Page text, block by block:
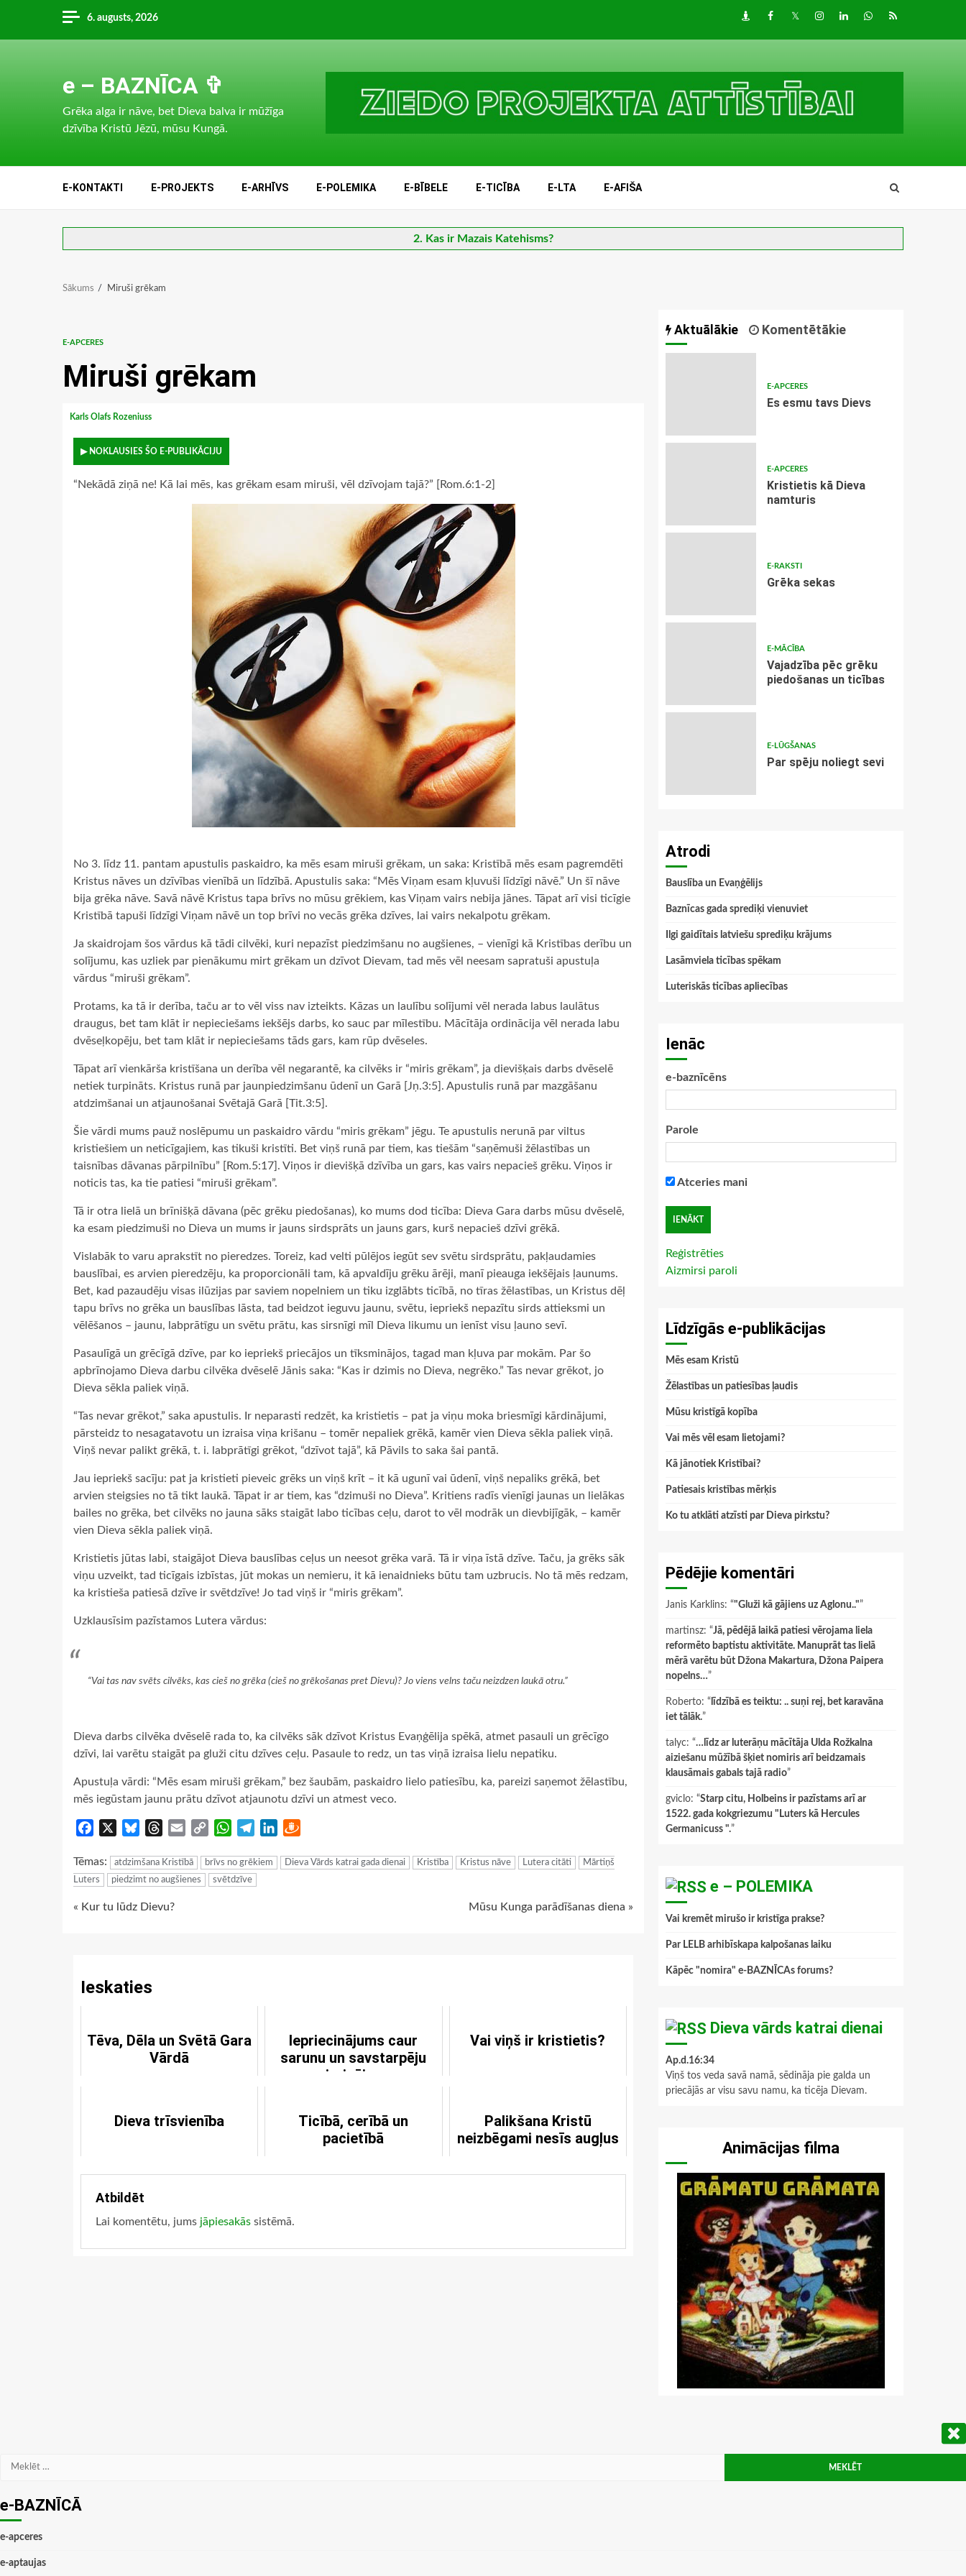
content
6. augusts, 2026 DraugiemFacebook
TwitterInstagram
LinkedInwhatsapp
RSS
e – BAZNĪCA ✞
Grēka alga ir nāve, bet Dieva balva ir mūžīga
dzīvība Kristū Jēzū, mūsu Kungā.
E-KONTAKTI E-PROJEKTS E-ARHĪVS E-POLEMIKA E-BĪBELE E-TICĪBA E-LTA E-AFIŠA
2. Kas ir Mazais Katehisms?
Sākums Miruši grēkam
E-APCERES
Miruši grēkam
Karls Olafs Rozeniuss
▶ NOKLAUSIES ŠO E-PUBLIKĀCIJU
“Nekādā ziņā ne! Kā lai mēs, kas grēkam esam miruši, vēl dzīvojam tajā?” [Rom.6:1-2]
No 3. līdz 11. pantam apustulis paskaidro, ka mēs esam miruši grēkam, un saka: Kristībā mēs esam pagremdēti
Kristus nāves un dzīvības vienībā un līdzībā. Apustulis saka: “Mēs Viņam esam kļuvuši līdzīgi nāvē.” Un šī nāve
bija grēka nāve. Savā nāvē Kristus tapa brīvs no mūsu grēkiem, kas Viņam vairs nebija jānes. Tāpat arī visi ticīgie
Kristībā tapuši līdzīgi Viņam nāvē un top brīvi no vecās grēka dzīves, lai vairs nekalpotu grēkam.
Ja skaidrojam šos vārdus kā tādi cilvēki, kuri nepazīst piedzimšanu no augšienes, – vienīgi kā Kristības derību un
solījumu, kas uzliek par pienākumu mirt grēkam un dzīvot Dievam, tad mēs vēl neesam sapratuši apustuļa
vārdus “miruši grēkam”.
Protams, ka tā ir derība, taču ar to vēl viss nav izteikts. Kāzas un laulību solījumi vēl nerada labus laulātus
draugus, bet tam klāt ir nepieciešams iekšējs darbs, ko sauc par mīlestību. Mācītāja ordinācija vēl nerada labu
dvēseļkopēju, bet tam klāt ir nepieciešams tāds gars, kam rūp dvēseles.
Tāpat arī vienkārša kristīšana un derība vēl negarantē, ka cilvēks ir “miris grēkam”, ja dievišķais darbs dvēselē
netiek turpināts. Kristus runā par jaunpiedzimšanu ūdenī un Garā [Jņ.3:5]. Apustulis runā par mazgāšanu
atdzimšanai un atjaunošanai Svētajā Garā [Tit.3:5].
Šie vārdi mums pauž noslēpumu un paskaidro vārdu “miris grēkam” jēgu. Te apustulis nerunā par viltus
kristiešiem un neticīgajiem, kas tikuši kristīti. Bet viņš runā par tiem, kas tiešām “saņēmuši žēlastības un
taisnības dāvanas pārpilnību” [Rom.5:17]. Viņos ir dievišķā dzīvība un gars, kas vairs nepacieš grēku. Viņos ir
noticis tas, ka tie patiesi “miruši grēkam”.
Tā ir otra lielā un brīnišķā dāvana (pēc grēku piedošanas), ko mums dod ticība: Dieva Gara darbs mūsu dvēselē,
ka esam piedzimuši no Dieva un mums ir jauns sirdsprāts un jauns gars, kurš nepacieš dzīvi grēkā.
Vislabāk to varu aprakstīt no pieredzes. Toreiz, kad velti pūlējos iegūt sev svētu sirdsprātu, pakļaudamies
bauslībai, es arvien pieredzēju, ka proporcionāli tam, kā apvaldīju grēku ārēji, manī pieauga iekšējais ļaunums.
Bet, kad pazaudēju visas ilūzijas par saviem nopelniem un tiku izglābts ticībā, no tīras žēlastības, un Kristus dēļ
tapu brīvs no grēka un bauslības lāsta, tad beidzot ieguvu jaunu, svētu, iepriekš nepazītu sirds attieksmi un
vēlēšanos – jaunu, labprātīgu un svētu prātu, kas sirsnīgi mīl Dieva likumu un ienīst visu ļauno sevī.
Pasaulīgā un grēcīgā dzīve, par ko iepriekš priecājos un tīksminājos, tagad man kļuva par mokām. Par šo
apbrīnojamo Dieva darbu cilvēka dvēselē Jānis saka: “Kas ir dzimis no Dieva, negrēko.” Tas nevar grēkot, jo
Dieva sēkla paliek viņā.
“Tas nevar grēkot,” saka apustulis. Ir neparasti redzēt, ka kristietis – pat ja viņu moka briesmīgi kārdinājumi,
pārsteidz to nesagatavotu un izraisa viņa krišanu – tomēr nepaliek grēkā, kamēr vien Dieva sēkla paliek viņā.
Viņš nevar palikt grēkā, t. i. labprātīgi grēkot, “dzīvot tajā”, kā Pāvils to saka šai pantā.
Jau iepriekš sacīju: pat ja kristieti pieveic grēks un viņš krīt – it kā ugunī vai ūdenī, viņš nepaliks grēkā, bet
arvien steigsies no tā tikt laukā. Tāpat ir ar tiem, kas “dzimuši no Dieva”. Kritiens radīs vienīgi jaunas un lielākas
bailes no grēka, bet cilvēks no jauna sāks staigāt labo ticības ceļu, darot to vēl modrāk un dievbijīgāk, – kamēr
vien Dieva sēkla paliek viņā.
Kristietis jūtas labi, staigājot Dieva bauslības ceļus un neesot grēka varā. Tā ir viņa īstā dzīve. Taču, ja grēks sāk
viņu uzveikt, tad ticīgais izbīstas, jūt mokas un nemieru, it kā ienaidnieks būtu tam uzbrucis. No tā mēs redzam,
ka kristieša patiesā dzīve ir svētdzīve! Jo tad viņš ir “miris grēkam”.
Uzklausīsim pazīstamos Lutera vārdus:
“Vai tas nav svēts cilvēks, kas cieš no grēka (cieš no grēkošanas pret Dievu)? Jo viens velns taču neizdzen laukā otru.”
Dieva darbs cilvēka dvēselē rada to, ka cilvēks sāk dzīvot Kristus Evaņģēlija spēkā, atmet pasauli un grēcīgo
dzīvi, lai varētu staigāt pa gluži citu dzīves ceļu. Pasaule to redz, un tas viņā izraisa lielu nepatiku.
Apustuļa vārdi: “Mēs esam miruši grēkam,” bez šaubām, paskaidro lielo patiesību, ka, pareizi saņemot žēlastību,
mēs iegūstam jaunu prātu dzīvot atjaunotu dzīvi un atmest veco.
Facebook BlueskyThreads
Email
Copy
WhatsApp
TelegramLinkedIn
Tēmas: atdzimšana Kristībā brīvs no grēkiem Dieva Vārds katrai gada dienai Kristība Kristus nāve Lutera citāti
Mārtiņš
Luters
piedzimt no augšienes svētdzīve
Continue
« Kur tu lūdz Dievu? Mūsu Kunga parādīšanas diena »
Ieskaties
Tēva, Dēla un Svētā Gara
Vārdā
Iepriecinājums caur
sarunu un savstarpēju
mierinājumu
Vai viņš ir kristietis?
Dieva trīsvienība
Ticībā, cerībā un
pacietībā
Palikšana Kristū
neizbēgami nesīs augļus
Atbildēt
Lai komentētu, jums jāpiesakās sistēmā.
Aktuālākie Komentētākie
E-APCERES
Es esmu tavs Dievs
E-APCERES
Kristietis kā Dieva
namturis
E-RAKSTI
Grēka sekas
E-MĀCĪBA
Vajadzība pēc grēku
piedošanas un ticības
E-LŪGŠANAS
Par spēju noliegt sevi
Atrodi
Bauslība un Evaņģēlijs
Baznīcas gada sprediķi vienuviet
Ilgi gaidītais latviešu sprediķu krājums
Lasāmviela ticības spēkam
Luteriskās ticības apliecības
Ienāc
e-baznīcēns
Parole
Atceries mani
Reģistrēties
Aizmirsi paroli
Līdzīgās e-publikācijas
Mēs esam Kristū
Žēlastības un patiesības ļaudis
Mūsu kristīgā kopība
Vai mēs vēl esam lietojami?
Kā jānotiek Kristībai?
Patiesais kristības mērķis
Ko tu atklāti atzīsti par Dieva pirkstu?
Pēdējie komentāri
Janis Karklins: “"Gluži kā gājiens uz Aglonu.."”
martinsz: “Jā, pēdējā laikā patiesi vērojama liela
reformēto baptistu aktivitāte. Manuprāt tas lielā
mērā varētu būt Džona Makartura, Džona Paipera
nopelns…”
Roberto: “ līdzībā es teiktu: .. suņi rej, bet karavāna
iet tālāk.”
talyc: “…līdz ar luterāņu mācītāja Ulda Rožkalna
aiziešanu mūžībā šķiet nomiris arī beidzamais
klausāmais gabals tajā radio”
gviclo: “Starp citu, Holbeins ir pazīstams arī ar
1522. gada kokgriezumu "Luters kā Hercules
Germanicuss ".”
e – POLEMIKA
Vai kremēt mirušo ir kristīga prakse?
Par LELB arhibīskapa kalpošanas laiku
Kāpēc "nomira" e-BAZNĪCAs forums?
Dieva vārds katrai dienai
Ap.d.16:34
Viņš tos veda savā namā, sēdināja pie galda un
priecājās ar visu savu namu, ka ticēja Dievam.
Animācijas filma
Meklēt:
e-BAZNĪCĀ
e-apceres
e-aptaujas